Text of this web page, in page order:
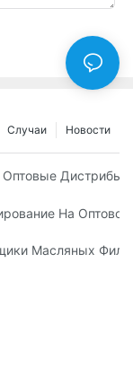
Новости
Случаи
Фильтров:
Для Вашей
На
Масляных
Масляных